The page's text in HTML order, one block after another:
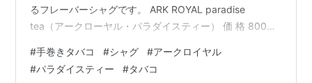
るフレーバーシャグです。 ARK ROYAL paradise
tea（アークローヤル・パラダイスティー） 価 格 800円
ダイスティーの魅力 アークローヤルは、ウルグアイのモ
ンテパズ社が製造しているタバコで、「バニラ」「コー
#手巻きタバコ #シャグ #アークロイヤル
#パラダイスティー #タバコ